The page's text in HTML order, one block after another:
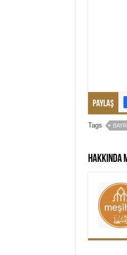
Paylaş
Tags
Hakkında